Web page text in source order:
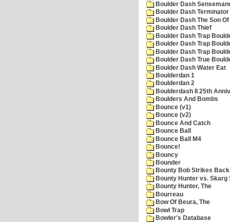
Boulder Dash
Boulder Dash
Boulder Dash The Son
Boulder Dash Thief
Boulder Dash Trap
Boulder Dash Trap
Boulder Dash Trap
Boulder Dash True
Boulder Dash Water Eat
Boulderdan 1
Boulderdan 2
Boulderdash II 25th
Boulders And Bombs
Bounce (v1)
Bounce (v2)
Bounce And Catch
Bounce Ball
Bounce Ball M4
Bounce!
Bouncy
Bounder
Bounty Bob Strikes
Bounty Hunter vs. Skarg
Bounty Hunter, The
Bourreau
Bow Of Beura, The
Bowl Trap
Bowler's Database